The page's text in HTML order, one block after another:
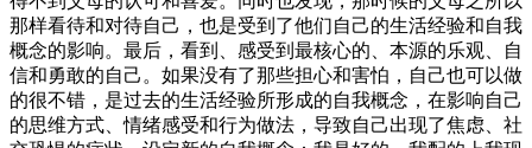
那样看待和对待自己，也是受到了他们自己的生活经验和自我
概念的影响。最后，看到、感受到最核心的、本源的乐观、自
信和勇敢的自己。如果没有了那些担心和害怕，自己也可以做
的很不错，是过去的生活经验所形成的自我概念，在影响自己
的思维方式、情绪感受和行为做法，导致自己出现了焦虑、社